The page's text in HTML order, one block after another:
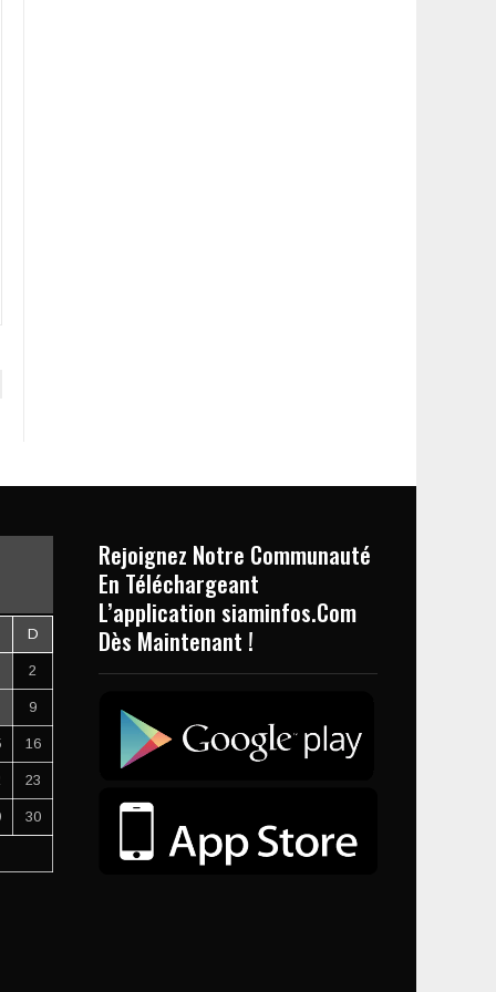
D
2
9
16
23
30
Rejoignez Notre Communauté
En Téléchargeant
L’application siaminfos.Com
Dès Maintenant !